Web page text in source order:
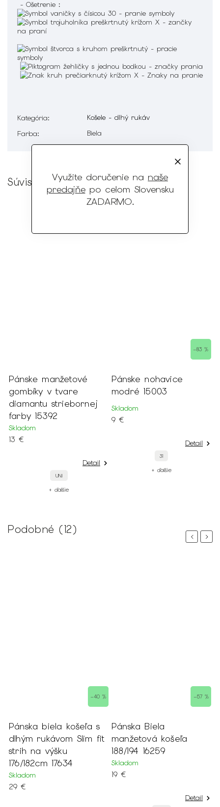
Využite doručenie na naše
predajňepo celom Slovensku
ZADARMO.
- Ošetrenie :
Kategória:
Košele - dlhý rukáv
Farba: Biela
Súvisiaci tovar
Pánske manžetové
gombíky v tvare
diamantu striebornej
farby 15392
Skladom
13 €
Detail
UNI
+ ďalšie
–83 %
Pánske nohavice
modré 15003
Skladom
9 €
Detail
31
+ ďalšie
Podobné (12)
Previous
s
Slim fit
Pánska Biela
manžetová košeľa
188/194 16259
Skladom
Pánska
košeľa s dlhým
rukávom
Next